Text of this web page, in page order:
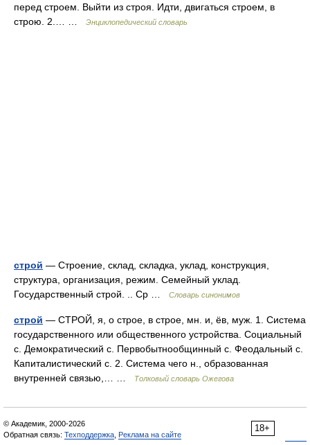
перед строем. Выйти из строя. Идти, двигаться строем, в
строю. 2.… …
Энциклопедический словарь
строй — Строение, склад, складка, уклад, конструкция,
структура, организация, режим. Семейный уклад.
Государственный строй. .. Ср …
Словарь синонимов
строй — СТРОЙ, я, о строе, в строе, мн. и, ёв, муж. 1. Система
государственного или общественного устройства. Социальный
с. Демократический с. Первобытнообщинный с. Феодальный с.
Капиталистический с. 2. Система чего н., образованная
внутренней связью,… …
Толковый словарь Ожегова
18+
© Академик, 2000-2026
Обратная связь: Техподдержка Реклама на сайте